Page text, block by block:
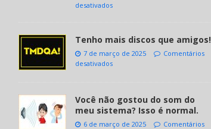
desativados
Tenho mais discos que amigos!
7 de março de 2025
Comentários
desativados
Você não gostou do som do
meu sistema? Isso é normal.
6 de março de 2025
Comentários